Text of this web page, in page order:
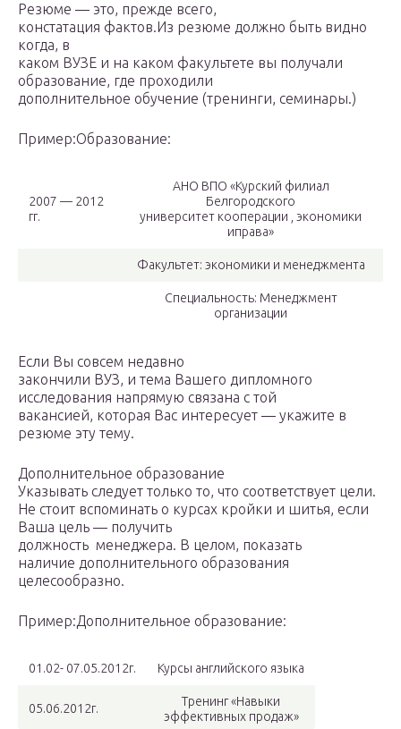
Резюме — это, прежде всего,
констатация фактов.Из резюме должно быть видно
когда, в
каком ВУЗЕ и на каком факультете вы получали
образование, где проходили
дополнительное обучение (тренинги, семинары.)
Пример:Образование:
2007 — 2012
гг.
АНО ВПО «Курский филиал
Белгородского
университет кооперации , экономики
иправа»
Факультет: экономики и менеджмента
Специальность: Менеджмент
организации
Если Вы совсем недавно
закончили ВУЗ, и тема Вашего дипломного
исследования напрямую связана с той
вакансией, которая Вас интересует — укажите в
резюме эту тему.
Дополнительное образование
Указывать следует только то, что соответствует цели.
Не стоит вспоминать о курсах кройки и шитья, если
Ваша цель — получить
должность менеджера. В целом, показать
наличие дополнительного образования
целесообразно.
Пример:Дополнительное образование:
01.02- 07.05.2012г. Курсы английского языка
05.06.2012г.
Тренинг «Навыки
эффективных продаж»